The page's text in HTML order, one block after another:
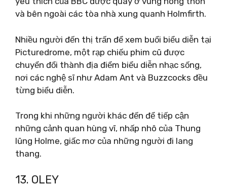
và bên ngoài các tòa nhà xung quanh Holmfirth.
Nhiều người đến thị trấn để xem buổi biểu diễn tại
Picturedrome, một rạp chiếu phim cũ được
chuyển đổi thành địa điểm biểu diễn nhạc sống,
nơi các nghệ sĩ như Adam Ant và Buzzcocks đều
từng biểu diễn.
Trong khi những người khác đến để tiếp cận
những cảnh quan hùng vĩ, nhấp nhô của Thung
lũng Holme, giấc mơ của những người đi lang
thang.
13. OLEY